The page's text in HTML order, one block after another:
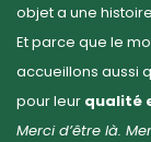
objet a une
Et parce que le
accueillons aussi
pour leur qualité
Merci d’être là.